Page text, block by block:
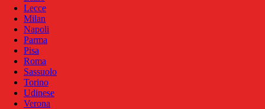
Lecce
Milan
Napoli
Parma
Pisa
Roma
Sassuolo
Torino
Udinese
Verona